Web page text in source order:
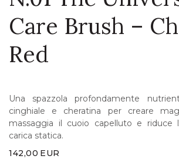
Care Brush –
Red
Una spazzola profondamente
cinghiale e cheratina per creare
massaggia il cuoio capelluto e riduce
carica statica.
142,00 EUR